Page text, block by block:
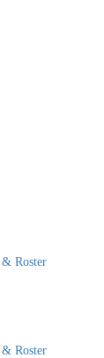
Roster
Roster